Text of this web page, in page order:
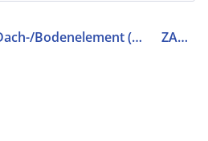
Dach-/Bodenelement (Gehäuse/Schaltschrank) ZAY90266